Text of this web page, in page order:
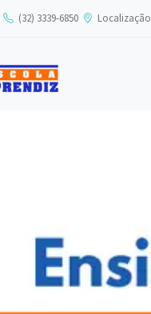
Colaboradores
(32) 3339-6850 Localização